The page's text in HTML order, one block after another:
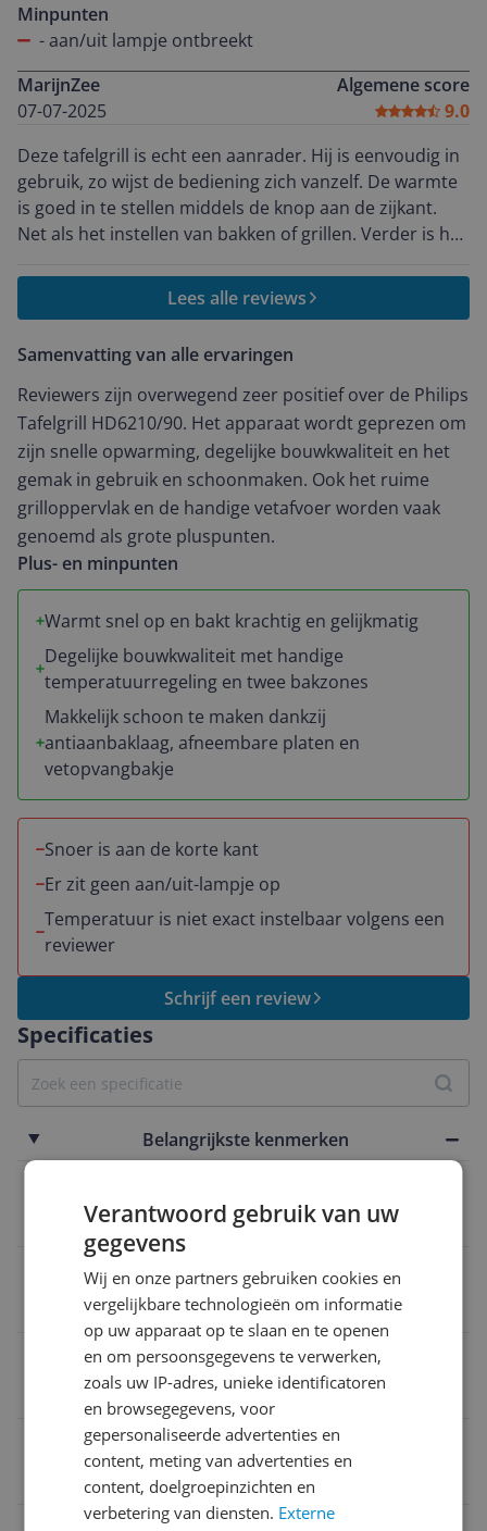
Specificaties
Belangrijkste kenmerken
Vetafvoer / opvangbakje
Grillen gerechten
Vlees / vis / groenten
Inclusief extra platen
Tostiplaten
Vermogen
2.400 Hz
zit. Zo kun je niet zien of het apparaat aan staat of niet
(maar dat voel je wel snel genoeg).
Minpunten
- aan/uit lampje ontbreekt
MarijnZee
07-07-2025
Algemene score
9.0
Deze tafelgrill is echt een aanrader. Hij is eenvoudig in
gebruik, zo wijst de bediening zich vanzelf. De warmte
is goed in te stellen middels de knop aan de zijkant.
Net als het instellen van bakken of grillen. Verder is het
vet eraf halen met een doekje en de plaat kan daarna
in de vaatwasser. Het enige nadeel is dat het snoer wat
dit wel makkelijk geweest. Ik kan hem dan ook alleen
maar van harte aanbevelen, een top grill!
Lees alle reviews
Samenvatting van alle ervaringen
Reviewers zijn overwegend zeer positief over de Philips
Tafelgrill HD6210/90. Het apparaat wordt geprezen om
zijn snelle opwarming, degelijke bouwkwaliteit en het
gemak in gebruik en schoonmaken. Ook het ruime
grilloppervlak en de handige vetafvoer worden vaak
genoemd als grote pluspunten.
Plus- en minpunten
Warmt snel op en bakt krachtig en gelijkmatig
Degelijke bouwkwaliteit met handige
temperatuurregeling en twee bakzones
Makkelijk schoon te maken dankzij
antiaanbaklaag, afneembare platen en
vetopvangbakje
Snoer is aan de korte kant
Er zit geen aan/uit-lampje op
Temperatuur is niet exact instelbaar volgens een
reviewer
Schrijf een review
Verantwoord gebruik van uw
gegevens
Wij en onze partners gebruiken cookies en
vergelijkbare technologieën om informatie
op uw apparaat op te slaan en te openen
en om persoonsgegevens te verwerken,
zoals uw IP-adres, unieke identificatoren
en browsegegevens, voor
gepersonaliseerde advertenties en
content, meting van advertenties en
content, doelgroepinzichten en
verbetering van diensten. Externe